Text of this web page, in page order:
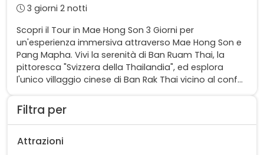
Filtra per
Attrazioni
3 giorni 2 notti
Scopri il Tour in Mae Hong Son 3 Giorni per
un'esperienza immersiva attraverso Mae Hong Son e
Pang Mapha. Vivi la serenità di Ban Ruam Thai, la
pittoresca "Svizzera della Thailandia", ed esplora
l'unico villaggio cinese di Ban Rak Thai vicino al conf...